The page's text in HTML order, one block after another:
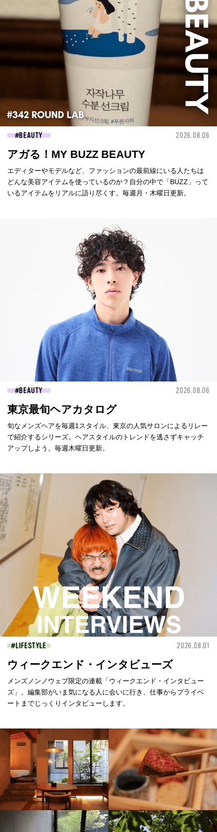
BEAUTY 2026.08.06
アガる！MY BUZZ BEAUTY
エディターやモデルなど、ファッションの最前線にいる人たちは
どんな美容アイテムを使っているのか？自分の中で「BUZZ」って
いるアイテムをリアルに語り尽くす。毎週月・木曜日更新。
BEAUTY 2026.08.06
東京最旬ヘアカタログ
旬なメンズヘアを毎週1スタイル、東京の人気サロンによるリレー
で紹介するシリーズ。ヘアスタイルのトレンドを逃さずキャッチ
アップしよう。毎週木曜日更新。
LIFESTYLE 2026.08.01
ウィークエンド・インタビューズ
メンズノンノウェブ限定の連載「ウィークエンド・インタビュー
ズ」。編集部がいま気になる人に会いに行き、仕事からプライベ
ートまでじっくりインタビューします。